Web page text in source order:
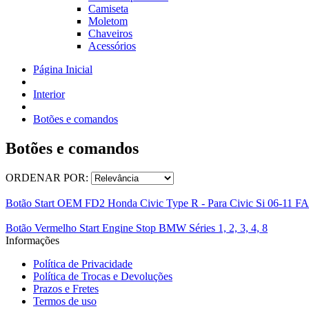
Camiseta
Moletom
Chaveiros
Acessórios
Página Inicial
Interior
Botões e comandos
Botões e comandos
ORDENAR POR:
Botão Start OEM FD2 Honda Civic Type R - Para Civic Si 06-11
Botão Vermelho Start Engine Stop BMW Séries 1, 2, 3, 4, 8
Informações
Política de Privacidade
Política de Trocas e Devoluções
Prazos e Fretes
Termos de uso